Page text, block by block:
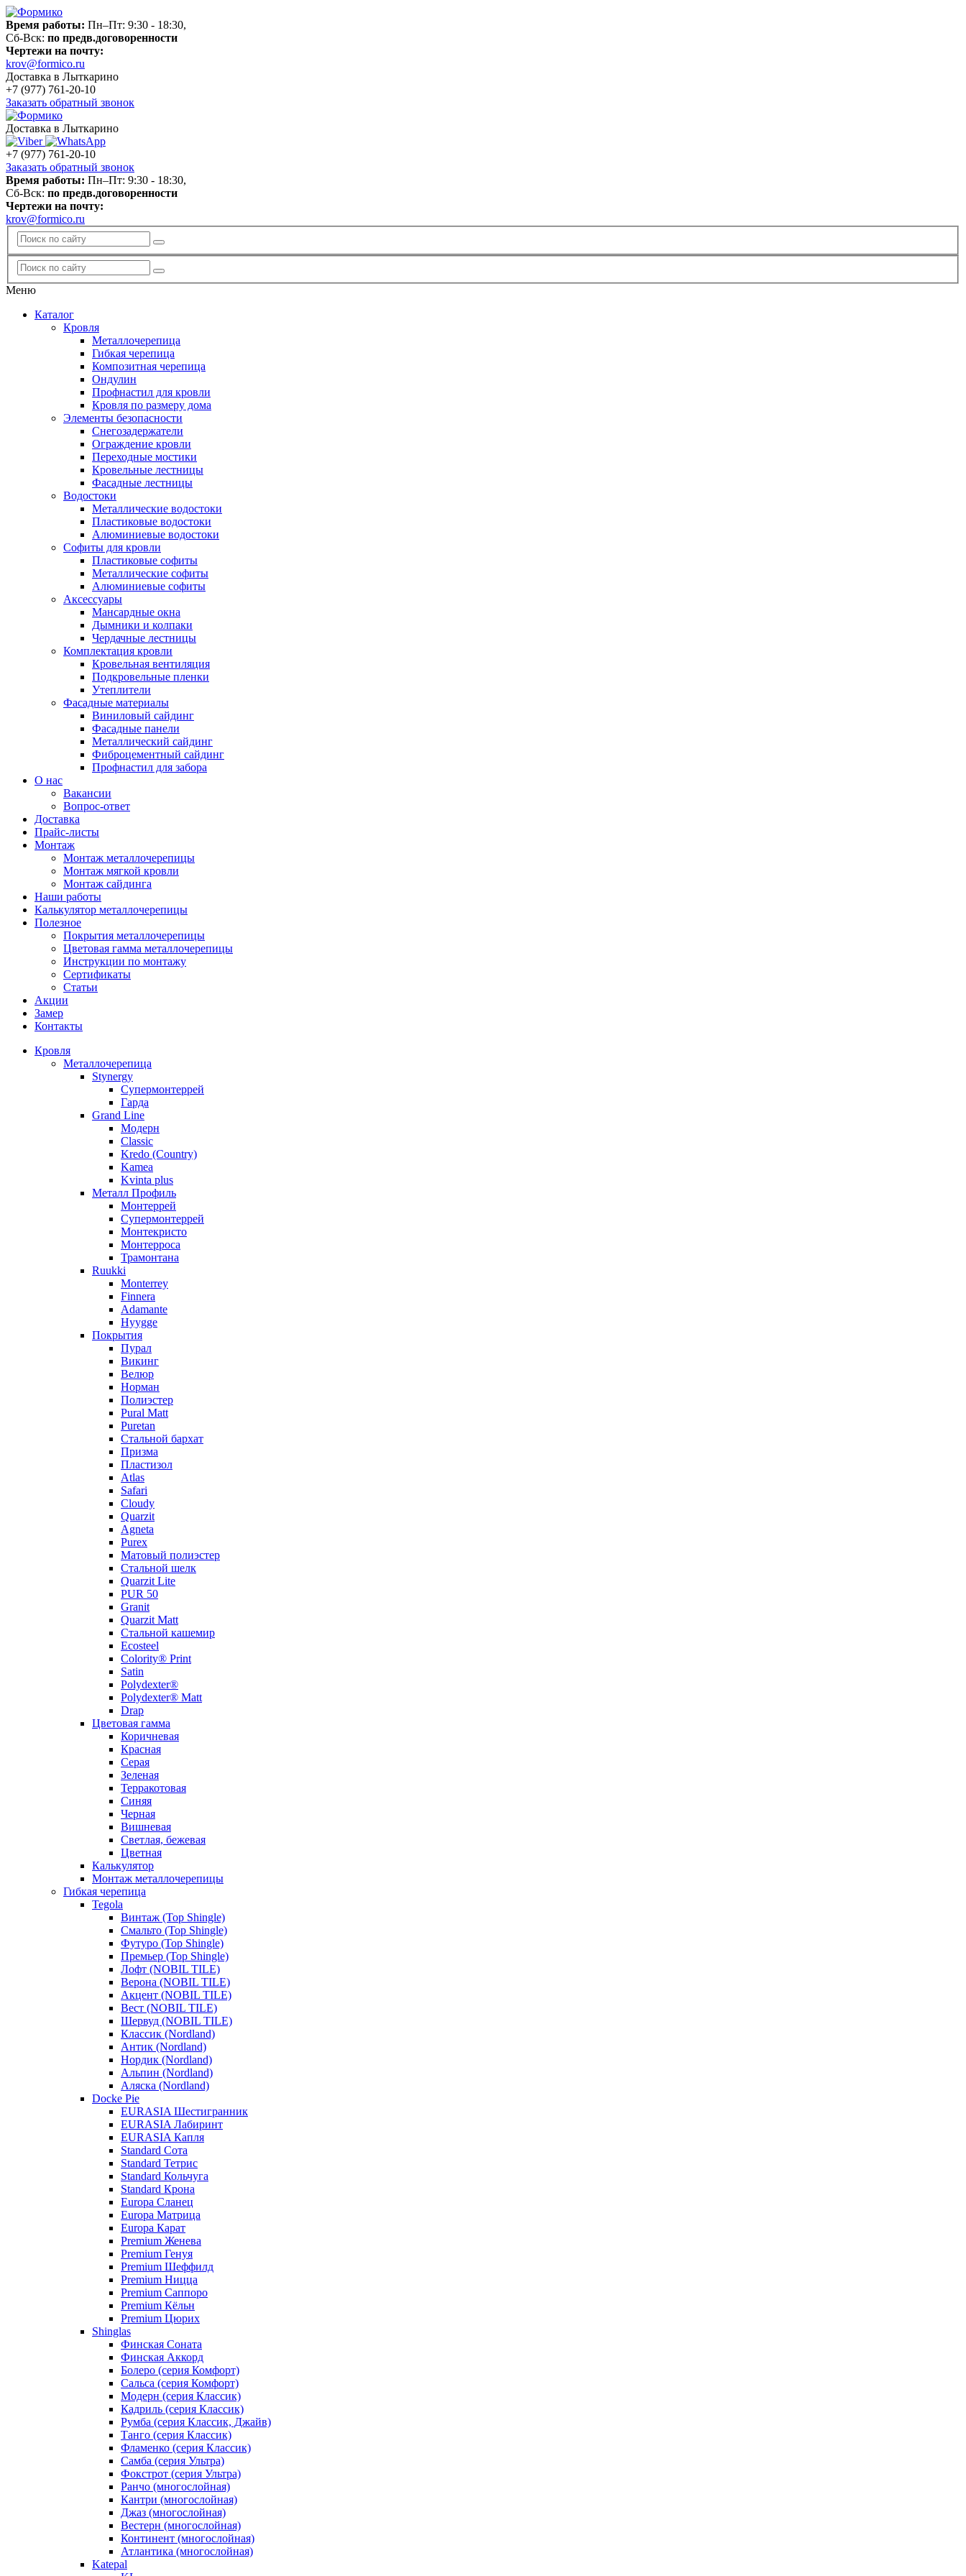
Время работы: Пн–Пт: 9:30 - 18:30,
Сб-Вск: по предв.договоренности
Чертежи на почту:
krov@formico.ru
Доставка в Лыткарино
+7 (977) 761-20-10
Заказать обратный звонок
Доставка в Лыткарино
+7 (977) 761-20-10
Заказать обратный звонок
Время работы: Пн–Пт: 9:30 - 18:30,
Сб-Вск: по предв.договоренности
Чертежи на почту:
krov@formico.ru
Меню
Каталог
Кровля
Металлочерепица
Гибкая черепица
Композитная черепица
Ондулин
Профнастил для кровли
Кровля по размеру дома
Элементы безопасности
Снегозадержатели
Ограждение кровли
Переходные мостики
Кровельные лестницы
Фасадные лестницы
Водостоки
Металлические водостоки
Пластиковые водостоки
Алюминиевые водостоки
Софиты для кровли
Пластиковые софиты
Металлические софиты
Алюминиевые софиты
Аксессуары
Мансардные окна
Дымники и колпаки
Чердачные лестницы
Комплектация кровли
Кровельная вентиляция
Подкровельные пленки
Утеплители
Фасадные материалы
Виниловый сайдинг
Фасадные панели
Металлический сайдинг
Фиброцементный сайдинг
Профнастил для забора
О нас
Вакансии
Вопрос-ответ
Доставка
Прайс-листы
Монтаж
Монтаж металлочерепицы
Монтаж мягкой кровли
Монтаж сайдинга
Наши работы
Калькулятор металлочерепицы
Полезное
Покрытия металлочерепицы
Цветовая гамма металлочерепицы
Инструкции по монтажу
Сертификаты
Статьи
Акции
Замер
Контакты
Кровля
Металлочерепица
Stynergy
Супермонтеррей
Гарда
Grand Line
Модерн
Classic
Kredo (Country)
Kamea
Kvinta plus
Металл Профиль
Монтеррей
Супермонтеррей
Монтекристо
Монтерроса
Трамонтана
Ruukki
Monterrey
Finnera
Adamante
Hyygge
Покрытия
Пурал
Викинг
Велюр
Норман
Полиэстер
Pural Matt
Puretan
Стальной бархат
Призма
Пластизол
Atlas
Safari
Cloudy
Quarzit
Agneta
Purex
Матовый полиэстер
Стальной шелк
Quarzit Lite
PUR 50
Granit
Quarzit Matt
Стальной кашемир
Ecosteel
Colority® Print
Satin
Polydexter®
Polydexter® Matt
Drap
Цветовая гамма
Коричневая
Красная
Серая
Зеленая
Терракотовая
Синяя
Черная
Вишневая
Светлая, бежевая
Цветная
Калькулятор
Монтаж металлочерепицы
Гибкая черепица
Tegola
Винтаж (Top Shingle)
Смальто (Top Shingle)
Футуро (Top Shingle)
Премьер (Top Shingle)
Лофт (NOBIL TILE)
Верона (NOBIL TILE)
Акцент (NOBIL TILE)
Вест (NOBIL TILE)
Шервуд (NOBIL TILE)
Классик (Nordland)
Антик (Nordland)
Нордик (Nordland)
Альпин (Nordland)
Аляска (Nordland)
Docke Pie
EURASIA Шестигранник
EURASIA Лабиринт
EURASIA Капля
Standard Сота
Standard Тетрис
Standard Кольчуга
Standard Крона
Europa Сланец
Europa Матрица
Europa Карат
Premium Женева
Premium Генуя
Premium Шеффилд
Premium Ницца
Premium Саппоро
Premium Кёльн
Premium Цюрих
Shinglas
Финская Соната
Финская Аккорд
Болеро (серия Комфорт)
Сальса (серия Комфорт)
Модерн (серия Классик)
Кадриль (серия Классик)
Румба (серия Классик, Джайв)
Танго (серия Классик)
Фламенко (серия Классик)
Самба (серия Ультра)
Фокстрот (серия Ультра)
Ранчо (многослойная)
Кантри (многослойная)
Джаз (многослойная)
Вестерн (многослойная)
Континент (многослойная)
Атлантика (многослойная)
Katepal